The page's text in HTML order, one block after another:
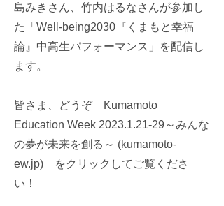
島みきさん、竹内はるなさんが参加し
た「Well-being2030『くまもと幸福
論』中高生パフォーマンス」を配信し
ます。
皆さま、どうぞ
Kumamoto
Education Week 2023.1.21-29 ～みんな
の夢が未来を創る～ (kumamoto-
ew.jp) をクリックしてご覧くださ
い！